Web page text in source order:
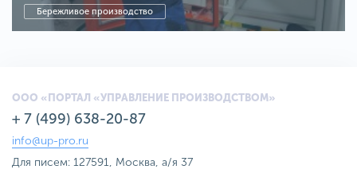
Бережливое производство
ООО «ПОРТАЛ «УПРАВЛЕНИЕ ПРОИЗВОДСТВОМ»
+ 7 (499) 638-20-87
info@up-pro.ru
Для писем: 127591, Москва, а/я 37